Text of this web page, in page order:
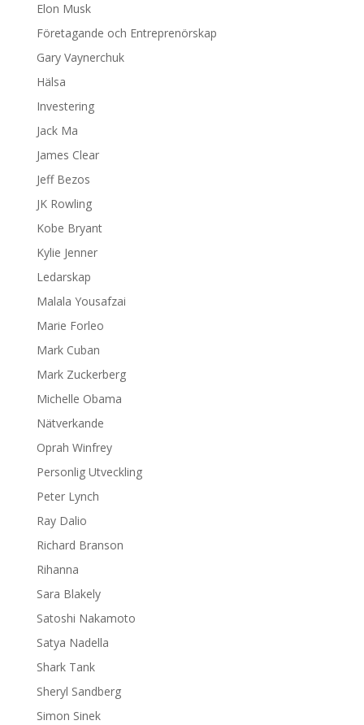
Elon Musk
Företagande och Entreprenörskap
Gary Vaynerchuk
Hälsa
Investering
Jack Ma
James Clear
Jeff Bezos
JK Rowling
Kobe Bryant
Kylie Jenner
Ledarskap
Malala Yousafzai
Marie Forleo
Mark Cuban
Mark Zuckerberg
Michelle Obama
Nätverkande
Oprah Winfrey
Personlig Utveckling
Peter Lynch
Ray Dalio
Richard Branson
Rihanna
Sara Blakely
Satoshi Nakamoto
Satya Nadella
Shark Tank
Sheryl Sandberg
Simon Sinek